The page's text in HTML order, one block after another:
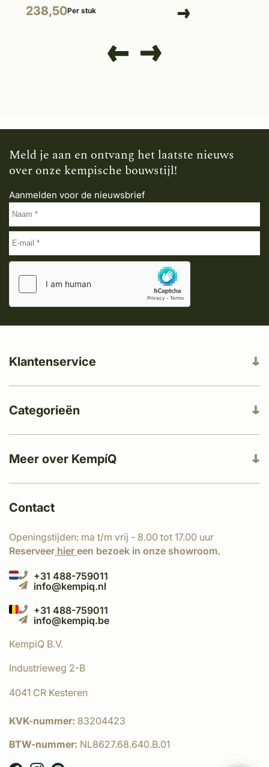
238,50Per stuk
Meld je aan en ontvang het laatste nieuws
over onze kempische bouwstijl!
Aanmelden voor de nieuwsbrief
Meer over KempíQ
Klantenservice
Categorieën
Contact
Openingstijden: ma t/m vrij - 8.00 tot 17.00 uur
Reserveer hier een bezoek in onze showroom.
+31 488-759011
info@kempiq.nl
+31 488-759011
info@kempiq.be
KempíQ B.V.
Industrieweg 2-B
4041 CR Kesteren
KVK-nummer: 83204423
BTW-nummer: NL8627.68.640.B.01